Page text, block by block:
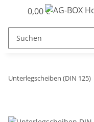
0,00 €
Unterlegscheiben (DIN 125)